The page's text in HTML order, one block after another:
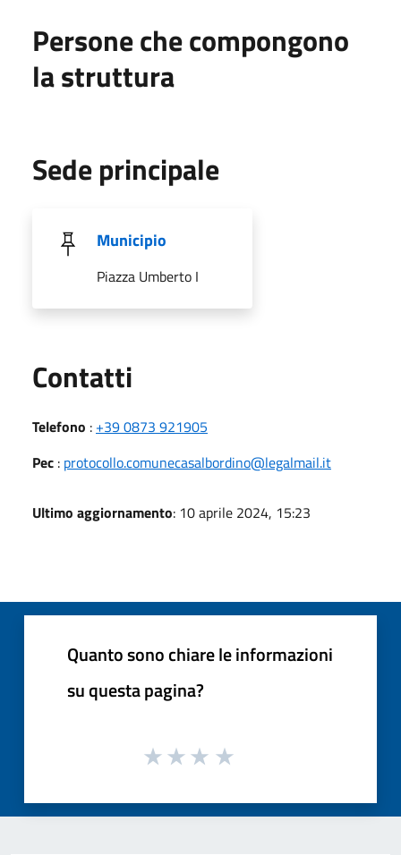
Persone che compongono
la struttura
Sede principale
Municipio
Piazza Umberto I
Contatti
Telefono : +39 0873 921905
Pec : protocollo.comunecasalbordino@legalmail.it
Ultimo aggiornamento: 10 aprile 2024, 15:23
Quanto sono chiare le informazioni
su questa pagina?